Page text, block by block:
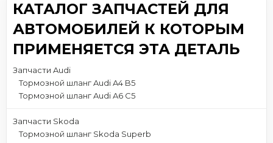
КАТАЛОГ ЗАПЧАСТЕЙ ДЛЯ
АВТОМОБИЛЕЙ К КОТОРЫМ
ПРИМЕНЯЕТСЯ ЭТА ДЕТАЛЬ
Запчасти Audi
Тормозной шланг Audi A4 B5
Тормозной шланг Audi A6 C5
Запчасти Skoda
Тормозной шланг Skoda Superb